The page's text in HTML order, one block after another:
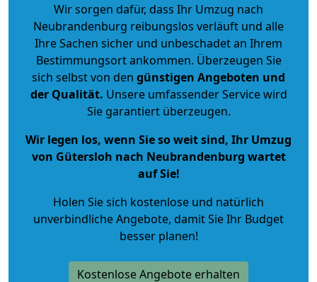
Wir sorgen dafür, dass Ihr Umzug nach
Neubrandenburg reibungslos verläuft und alle
Ihre Sachen sicher und unbeschadet an Ihrem
Bestimmungsort ankommen. Überzeugen Sie
sich selbst von den günstigen Angeboten und
der Qualität. Unsere umfassender Service wird
Sie garantiert überzeugen.
Wir legen los, wenn Sie so weit sind, Ihr Umzug
von Gütersloh nach Neubrandenburg wartet
auf Sie!
Holen Sie sich kostenlose und natürlich
unverbindliche Angebote, damit Sie Ihr Budget
besser planen!
Kostenlose Angebote erhalten